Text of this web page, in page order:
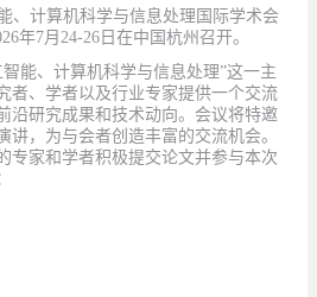
、计算机科学与信息处理国际学术会
年7月24-26 日在中国杭州召开。
智能、计算机科学与信息处理”这一主
者、学者以及行业专家提供一个交流
沿研究成果和技术动向。会议将特邀
讲，为与会者创造丰富的交流机会。
专家和学者积极提交论文并参与本次